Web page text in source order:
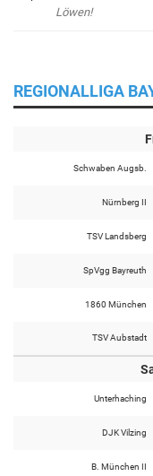
Löwen!
REGIONALLIGA
Schwaben Augsb.
Nürnberg II
TSV Landsberg
SpVgg Bayreuth
1860 München
TSV Aubstadt
Unterhaching
DJK Vilzing
B. München II